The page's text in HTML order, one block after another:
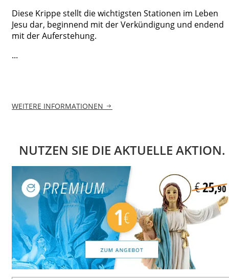
Diese Krippe stellt die wichtigsten Stationen im Leben
Jesu dar, beginnend mit der Verkündigung und endend
mit der Auferstehung.
...
WEITERE INFORMATIONEN
NUTZEN SIE DIE AKTUELLE AKTION.